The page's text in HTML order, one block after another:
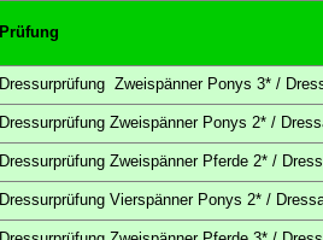
Prüfung
Dressurprüfung Zweispänner Ponys 3* /
Dressurprüfung Zweispänner Ponys 2* /
Dressurprüfung Zweispänner Pferde 2* /
Dressurprüfung Vierspänner Ponys 2* /